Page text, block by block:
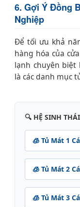
6. Gợi Ý Đồng
Nghiệp
Để tối ưu khả
hàng hóa của
lạnh chuyên biệt
là các danh mục
🔍 HỆ SINH
🧊 Tủ Mát 1
🧊 Tủ Mát 2
🧊 Tủ Mát 3